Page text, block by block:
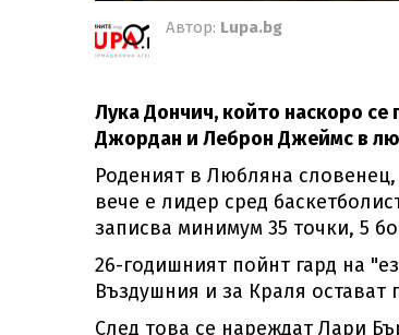
Автор: Lupa.bg
Лука Дончич, който наскоро
Джордан и Леброн Джеймс в
Роденият в Любляна
вече е лидер сред
записва минимум 35 точки, 5
26-годишният пойнт гард на
Въздушния и за Краля остават
След това се нареждат Лари